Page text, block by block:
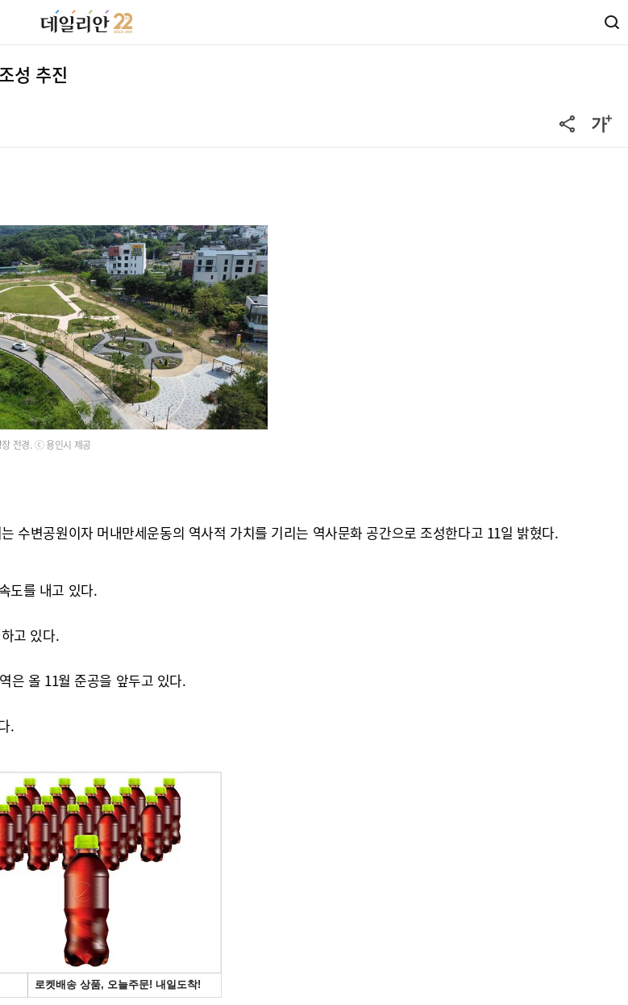
성 추진
전경. ⓒ 용인시 제공
수변공원이자 머내만세운동의 역사적 가치를 기리는 역사문화 공간으로 조성한다고 11일 밝혔다.
도를 내고 있다.
고 있다.
은 올 11월 준공을 앞두고 있다.
.